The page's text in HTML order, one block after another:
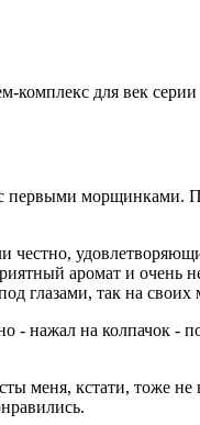
первыми
честно,
аромат и очень
глазами, так на
нажал на колпачок -
меня, кстати, тоже